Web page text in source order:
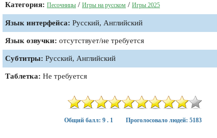
Категория: Песочницы / Игры на русском / Игры 2025
Язык интерфейса: Русский, Английский
Язык озвучки: отсутствует/не требуется
Субтитры: Русский, Английский
Таблетка: Не требуется
Общий балл: 9 . 1 Проголосовало людей: 5183